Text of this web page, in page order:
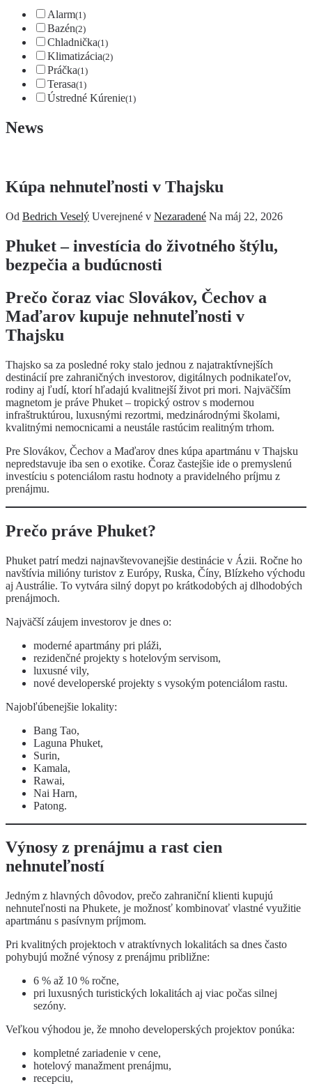
Alarm(1)
Bazén(2)
Chladnička(1)
Klimatizácia(2)
Práčka(1)
Terasa(1)
Ústredné Kúrenie(1)
News
Kúpa nehnuteľnosti v Thajsku
Od Bedrich Veselý Uverejnené v Nezaradené Na máj 22, 2026
Phuket – investícia do životného štýlu,
bezpečia a budúcnosti
Prečo čoraz viac Slovákov, Čechov a
Maďarov kupuje nehnuteľnosti v
Thajsku
Thajsko sa za posledné roky stalo jednou z najatraktívnejších
destinácií pre zahraničných investorov, digitálnych podnikateľov,
rodiny aj ľudí, ktorí hľadajú kvalitnejší život pri mori. Najväčším
magnetom je práve Phuket – tropický ostrov s modernou
infraštruktúrou, luxusnými rezortmi, medzinárodnými školami,
kvalitnými nemocnicami a neustále rastúcim realitným trhom.
Pre Slovákov, Čechov a Maďarov dnes kúpa apartmánu v Thajsku
nepredstavuje iba sen o exotike. Čoraz častejšie ide o premyslenú
investíciu s potenciálom rastu hodnoty a pravidelného príjmu z
prenájmu.
Prečo práve Phuket?
Phuket patrí medzi najnavštevovanejšie destinácie v Ázii. Ročne ho
navštívia milióny turistov z Európy, Ruska, Číny, Blízkeho východu
aj Austrálie. To vytvára silný dopyt po krátkodobých aj dlhodobých
prenájmoch.
Najväčší záujem investorov je dnes o:
moderné apartmány pri pláži,
rezidenčné projekty s hotelovým servisom,
luxusné vily,
nové developerské projekty s vysokým potenciálom rastu.
Najobľúbenejšie lokality:
Bang Tao,
Laguna Phuket,
Surin,
Kamala,
Rawai,
Nai Harn,
Patong.
Výnosy z prenájmu a rast cien
nehnuteľností
Jedným z hlavných dôvodov, prečo zahraniční klienti kupujú
nehnuteľnosti na Phukete, je možnosť kombinovať vlastné využitie
apartmánu s pasívnym príjmom.
Pri kvalitných projektoch v atraktívnych lokalitách sa dnes často
pohybujú možné výnosy z prenájmu približne:
6 % až 10 % ročne,
pri luxusných turistických lokalitách aj viac počas silnej
sezóny.
Veľkou výhodou je, že mnoho developerských projektov ponúka:
kompletné zariadenie v cene,
hotelový manažment prenájmu,
recepciu,